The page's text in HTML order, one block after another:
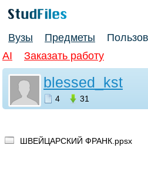
Вузы Предметы
AI
Заказать работу
blessed_kst
4 31
ШВЕЙЦАРСКИЙ ФРАНК.ppsx